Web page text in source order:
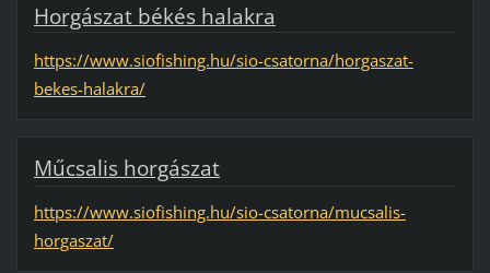
Horgászat békés halakra
https://www.siofishing.hu/sio-csatorna/horgaszat-
bekes-halakra/
Műcsalis horgászat
https://www.siofishing.hu/sio-csatorna/mucsalis-
horgaszat/